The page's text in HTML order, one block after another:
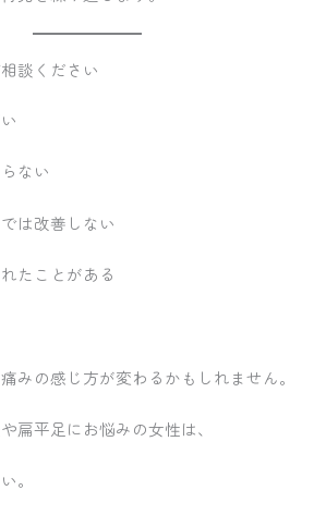
談ください
ない
は改善しない
たことがある
みの感じ方が変わるかもしれません。
扁平足にお悩みの女性は、
。